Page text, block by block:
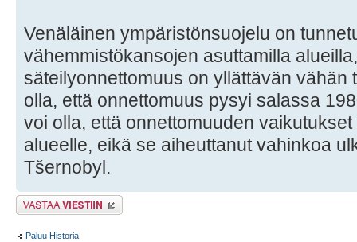
Venäläinen ympäristönsuojelu on
vähemmistökansojen asuttamilla
säteilyonnettomuus on yllättävän vähän
olla, että onnettomuus pysyi salassa
voi olla, että onnettomuuden
alueelle, eikä se aiheuttanut vahinkoa
Tšernobyl.
Lähetä vastaus
Paluu Historia